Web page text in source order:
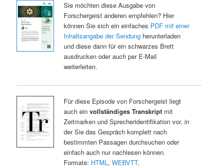
Sie möchten diese Ausgabe von
Forschergeist anderen empfehlen? Hier
können Sie sich ein einfaches PDF mit einer
Inhaltsangabe der Sendungherunterladen
und diese dann für ein schwarzes Brett
ausdrucken oder auch per E-Mail
weiterleiten.
Für diese Episode von Forschergeist liegt
auch ein vollständiges Transkriptmit
Zeitmarken und Sprecheridentifikation vor, in
der Sie das Gespräch komplett nach
bestimmten Passagen durchsuchen oder
einfach auch nur nachlesen können.
Formate: HTML, WEBVTT.